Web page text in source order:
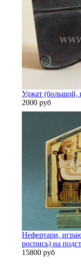
Уджат (большой,
2000 руб
Нефертари,
роспись) на
15800 руб